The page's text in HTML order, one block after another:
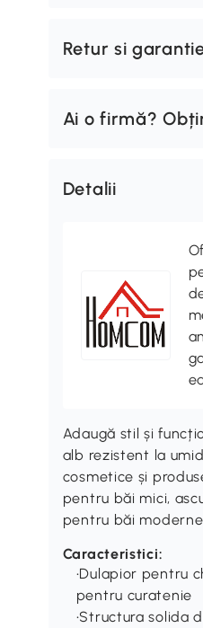
Retur si
Ai o firmă?
Detalii
Adaugă stil și
alb rezistent la
cosmetice și
pentru băi mici,
pentru băi
Caracteristici:
•Dulapior pentru
pentru curatenie
•Structura solida